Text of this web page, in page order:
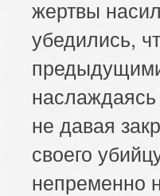
жертвы
убедились,
не давая
своего
непременно